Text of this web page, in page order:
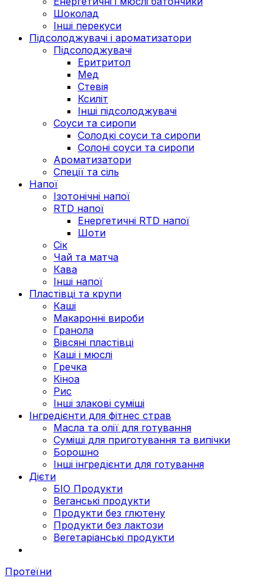
Шоколад
Інші перекуси
Підсолоджувачі і ароматизатори
Підсолоджувачі
Еритритол
Мед
Стевія
Ксиліт
Інші підсолоджувачі
Соуси та сиропи
Солодкі соуси та сиропи
Солоні соуси та сиропи
Ароматизатори
Спеції та сіль
Напої
Ізотонічні напої
RTD напої
Енергетичні RTD напої
Шоти
Сік
Чай та матча
Кава
Інші напої
Пластівці та крупи
Каші
Макаронні вироби
Гранола
Вівсяні пластівці
Каші і мюслі
Гречка
Кіноа
Рис
Інші злакові суміші
Інгредієнти для фітнес страв
Масла та олії для готування
Суміші для приготування та випічки
Борошно
Інші інгредієнти для готування
Дієти
БІО Продукти
Веганські продукти
Продукти без глютену
Продукти без лактози
Вегетаріанські продукти
Протеїни